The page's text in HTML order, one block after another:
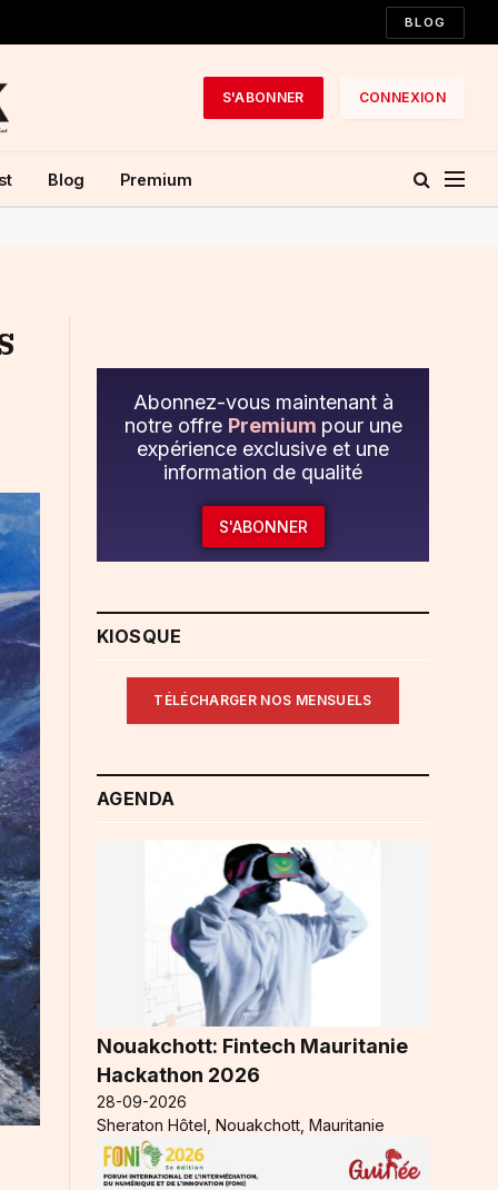
BLOG
S'ABONNER CONNEXION
Blog Premium
Abonnez-vous maintenant à
notre offre Premium pour une
expérience exclusive et une
information de qualité
S'ABONNER
KIOSQUE
TÉLÉCHARGER NOS MENSUELS
AGENDA
Nouakchott: Fintech Mauritanie
Hackathon 2026
28-09-2026
Sheraton Hôtel, Nouakchott, Mauritanie